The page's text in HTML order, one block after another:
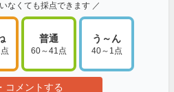
なくても採点できます ／
普通
60～41点
う～ん
40～1点
コメントする